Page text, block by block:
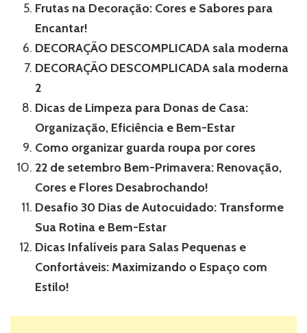
Frutas na Decoração: Cores e Sabores para
Encantar!
DECORAÇÃO DESCOMPLICADA sala moderna
DECORAÇÃO DESCOMPLICADA sala moderna
2
Dicas de Limpeza para Donas de Casa:
Organização, Eficiência e Bem-Estar
Como organizar guarda roupa por cores
22 de setembro Bem-Primavera: Renovação,
Cores e Flores Desabrochando!
Desafio 30 Dias de Autocuidado: Transforme
Sua Rotina e Bem-Estar
Dicas Infalíveis para Salas Pequenas e
Confortáveis: Maximizando o Espaço com
Estilo!